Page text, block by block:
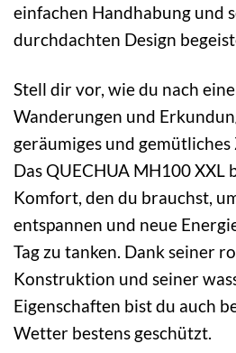
einfachen Handhabung und
durchdachten Design
Stell dir vor, wie du nach
Wanderungen und
geräumiges und
Das QUECHUA MH100 XXL
Komfort, den du brauchst,
entspannen und neue
Tag zu tanken. Dank seiner
Konstruktion und seiner
Eigenschaften bist du auch
Wetter bestens geschützt.